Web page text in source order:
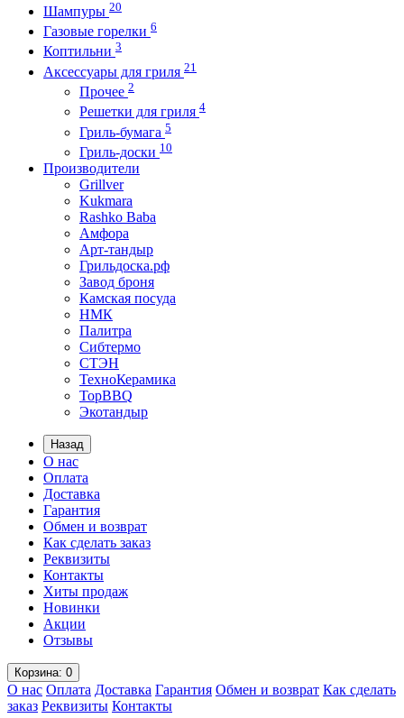
Шампуры 20
Газовые горелки 6
Коптильни 3
Аксессуары для гриля 21
Прочее 2
Решетки для гриля 4
Гриль-бумага 5
Гриль-доски 10
Производители
Grillver
Kukmara
Rashko Baba
Амфора
Арт-тандыр
Грильдоска.рф
Завод броня
Камская посуда
НМК
Палитра
Сибтермо
СТЭН
ТехноКерамика
ТорBBQ
Экотандыр
Назад
О нас
Оплата
Доставка
Гарантия
Обмен и возврат
Как сделать заказ
Реквизиты
Контакты
Хиты продаж
Новинки
Акции
Отзывы
Корзина: 0
О нас Оплата Доставка Гарантия Обмен и возврат Как сделать
заказ Реквизиты Контакты